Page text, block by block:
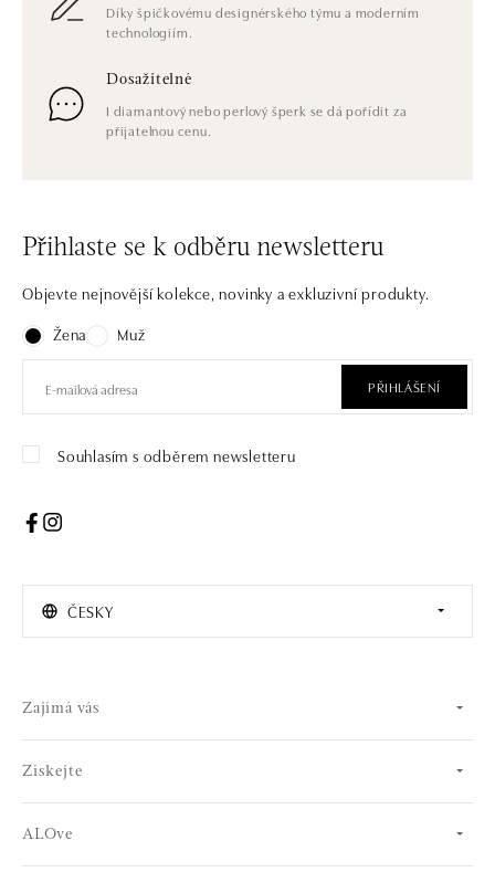
Díky špičkovému designérského týmu a moderním
technologiím.
Dosažitelné
I diamantový nebo perlový šperk se dá pořídit za
přijatelnou cenu.
Přihlaste se k odběru newsletteru
Objevte nejnovější kolekce, novinky a exkluzivní produkty.
Žena
Muž
PŘIHLÁŠENÍ
Souhlasím s odběrem newsletteru
ČESKY
Zajímá vás
Získejte
ALOve